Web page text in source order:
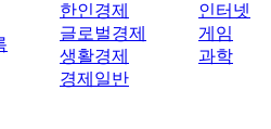
한인경제
글로벌경제
생활경제
경제일반
인터넷
게임
과학